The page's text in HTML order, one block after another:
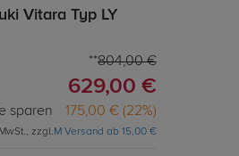
Vitara Typ LY
804,00 €
629,00 €
sparen 175,00 € (22%)
zzgl.M Versand ab 15,00 €